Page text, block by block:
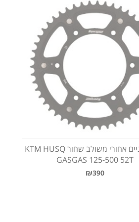
גלגל שיניים אחורי משולב שחור KTM HUSQ
GASGAS 125-500 52T
₪390